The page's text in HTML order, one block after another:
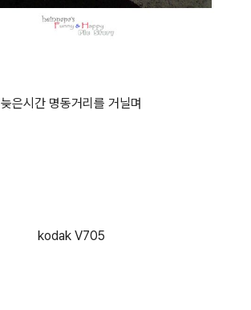
늦은시간 명동거리를 거닐며
kodak V705